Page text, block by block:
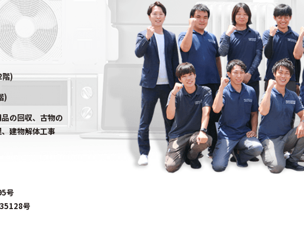
)
)
の回収、古物の
建物解体工事
号
号